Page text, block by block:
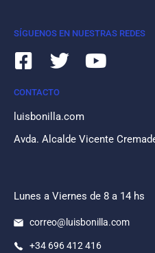
SÍGUENOS EN NUESTRAS REDES
CONTACTO
luisbonilla.com
Avda. Alcalde Vicente
Lunes a Viernes de 8 a 14 hs
correo@luisbonilla.com
+34 696 412 416